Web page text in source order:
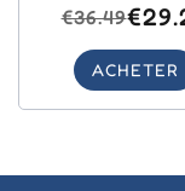
€36.49
ACHETER